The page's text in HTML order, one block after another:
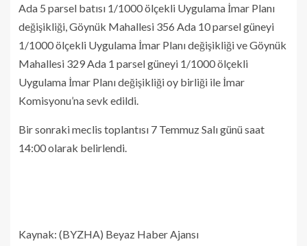
Ada 5 parsel batısı 1/1000 ölçekli Uygulama İmar Planı
değişikliği, Göynük Mahallesi 356 Ada 10 parsel güneyi
1/1000 ölçekli Uygulama İmar Planı değişikliği ve Göynük
Mahallesi 329 Ada 1 parsel güneyi 1/1000 ölçekli
Uygulama İmar Planı değişikliği oy birliği ile İmar
Komisyonu’na sevk edildi.
Bir sonraki meclis toplantısı 7 Temmuz Salı günü saat
14:00 olarak belirlendi.
Kaynak: (BYZHA) Beyaz Haber Ajansı